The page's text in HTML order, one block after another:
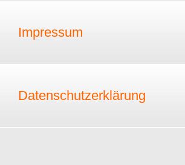
Impressum
Datenschutzerklärung